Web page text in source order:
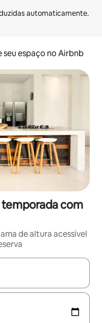
seu espaço no Airbnb
com
de altura acessível
explore-os